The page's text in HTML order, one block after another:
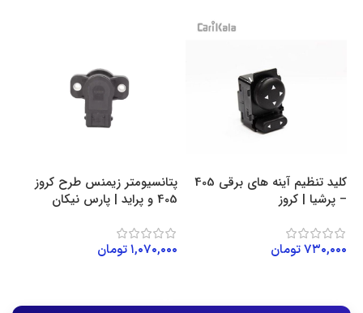
کلید تنظیم آینه های برقی 405
– پرشیا | کروز
۷۳۰,۰۰۰تومان
پتانسیومتر زیمنس طرح کروز
405 و پراید | پارس نیکان
۱,۰۷۰,۰۰۰تومان